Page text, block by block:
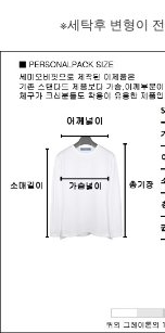
※세탁후 변형이